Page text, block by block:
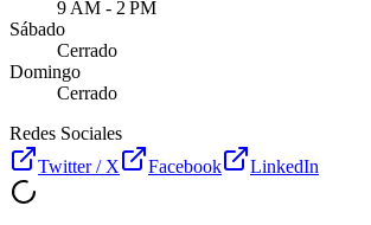
9 AM - 2 PM
Sábado
Cerrado
Domingo
Cerrado
Redes Sociales
Twitter / X
Facebook LinkedIn